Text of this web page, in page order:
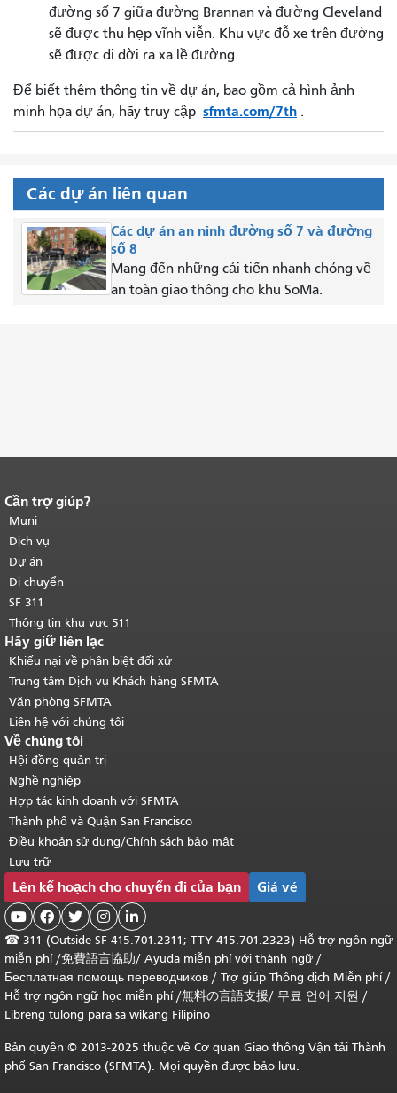
đường số 7 giữa đường Brannan và đường Cleveland
sẽ được thu hẹp vĩnh viễn. Khu vực đỗ xe trên đường
sẽ được di dời ra xa lề đường.
Để biết thêm thông tin về dự án, bao gồm cả hình ảnh
minh họa dự án, hãy truy cập sfmta.com/7th .
Các dự án liên quan
Các dự án an ninh đường số 7 và đường
số 8
Mang đến những cải tiến nhanh chóng về
an toàn giao thông cho khu SoMa.
Kết thúc nội dung trang.
của trang này được lặp lại trên mọi
trang.Quay lại đầu trang nội dung
chính.
Cần trợ giúp?
Muni
Dịch vụ
Dự án
Di chuyển
SF 311
Thông tin khu vực 511
Hãy giữ liên lạc
Khiếu nại về phân biệt đối xử
Trung tâm Dịch vụ Khách hàng SFMTA
Văn phòng SFMTA
Liên hệ với chúng tôi
Về chúng tôi
Hội đồng quản trị
Nghề nghiệp
Hợp tác kinh doanh với SFMTA
Thành phố và Quận San Francisco
Điều khoản sử dụng/Chính sách bảo mật
Lưu trữ
Lên kế hoạch cho chuyến đi của bạn Giá vé
    
☎ 311 (Outside SF 415.701.2311; TTY 415.701.2323) Hỗ trợ ngôn ngữ
miễn phí /免費語言協助/ Ayuda miễn phí với thành ngữ /
Бесплатная помощь переводчиков / Trợ giúp Thông dịch Miễn phí/
Hỗ trợ ngôn ngữ học miễn phí/無料の言語支援/ 무료 언어 지원 /
Libreng tulong para sa wikang Filipino
Bản quyền © 2013-2025 thuộc về Cơ quan Giao thông Vận tải Thành
phố San Francisco (SFMTA). Mọi quyền được bảo lưu.